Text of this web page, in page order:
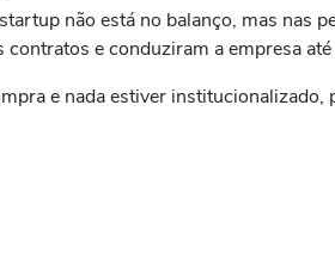
não está no balanço, mas nas
e conduziram a empresa até
e nada estiver institucionalizado,